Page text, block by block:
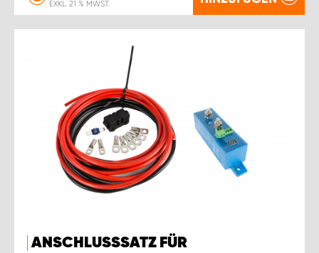
EXKL. 21 % MWST.
ANSCHLUSSSATZ FÜR